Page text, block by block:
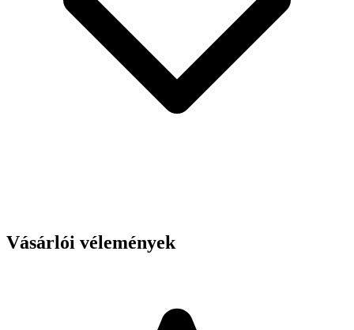
Vásárlói vélemények